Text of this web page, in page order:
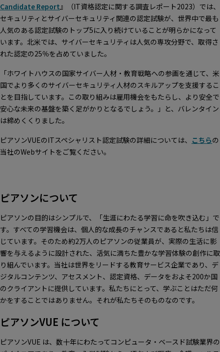
Candidate Report』（IT資格認定に関する調査レポート2023）では、
セキュリティとサイバーセキュリティ関連の認定試験が、世界中で最も
人気のある認定試験のトップ5に入り続けていることが明らかになって
います。北米では、サイバーセキュリティは人気の専攻分野で、取得さ
れた認定の25％を占めていました。
「ホワイトハウスの国家サイバー人材・教育戦略への参画を通じて、米
国でより多くのサイバーセキュリティ人材のスキルアップを支援するこ
とを目指しています。この取り組みは雇用機会をもたらし、より安全で
安心な未来の基盤を築く足がかりとなるでしょう。」と、バレンタイン
は締めくくりました。
ピアソンVUEのITスペシャリスト認定試験の詳細については、 こちらの
当社のWebサイトをご覧ください。
ピアソンについて
ピアソンの目的はシンプルで、「生涯にわたる学習に命を吹き込む」で
す。すべての学習機会は、個人的な成長のチャンスであると私たちは信
じています。そのため約2万人のピアソンの従業員が、実際の生活に影
響を与えるように設計された、活気に満ちた豊かな学習体験の創作に取
り組んでいます。当社は世界をリードする教育サービス企業であり、デ
ジタルコンテンツ、アセスメント、認定資格、データをおよそ200か国
のクライアントに提供しています。私たちにとって、学ぶことはただ何
かをすることではありません。それが私たちそのものなのです。
ピアソンVUE について
ピアソンVUE は、数十年にわたってコンピュータ・ベースド試験業界の